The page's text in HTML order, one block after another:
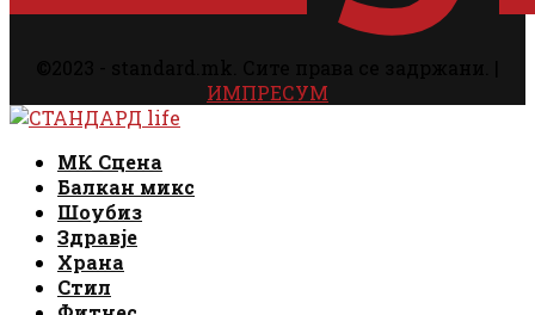
ИМПРЕСУМ
Facebook
Instagram
Email
Rss
МК Сцена
Балкан микс
Шоубиз
Здравје
Храна
Стил